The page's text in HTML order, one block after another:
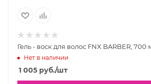
Гель - воск для волос FNX BARBER, 700
Нет в наличии
1 005 руб./шт